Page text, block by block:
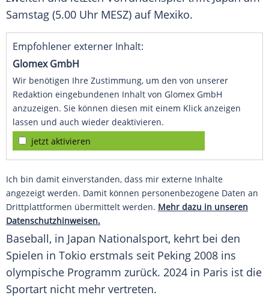
Samstag (5.00 Uhr MESZ) auf Mexiko.
Empfohlener externer Inhalt:
Glomex GmbH
Wir benötigen Ihre Zustimmung, um den von unserer
Redaktion eingebundenen Inhalt von Glomex GmbH
anzuzeigen. Sie können diesen mit einem Klick anzeigen
lassen und auch wieder deaktivieren.
jetzt aktivieren
Ich bin damit einverstanden, dass mir externe Inhalte
angezeigt werden. Damit können personenbezogene Daten an
Drittplattformen übermittelt werden. Mehr dazu in unseren
Datenschutzhinweisen.
Baseball, in Japan Nationalsport, kehrt bei den
Spielen in Tokio erstmals seit Peking 2008 ins
olympische Programm zurück. 2024 in Paris ist die
Sportart nicht mehr vertreten.